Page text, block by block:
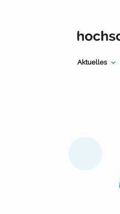
Aktuelles